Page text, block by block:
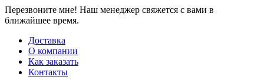
Перезвоните мне! Наш менеджер свяжется с вами в
ближайшее время.
Доставка
О компании
Как заказать
Контакты